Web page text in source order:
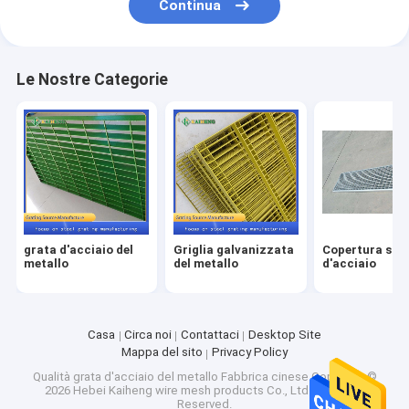
Continua
Le Nostre Categorie
grata d'acciaio del
metallo
Griglia galvanizzata
del metallo
Copertura
d'acciaio
Casa Circa noi Contattaci
Desktop Site
Mappa del sito
Privacy Policy
Qualità grata d'acciaio del metallo Fabbrica cinese.Copyright ©
2026 Hebei Kaiheng wire mesh products Co., Ltd. All Rights
Reserved.